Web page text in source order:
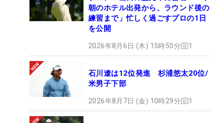
朝のホテル出発から、ラウンド後の
練習まで」忙しく過ごすプロの1日
を公開
2026年8月6日 (木) 15時50分 1
石川遼は12位発進 杉浦悠太20位/
米男子下部
2026年8月7日 (金) 10時29分 1